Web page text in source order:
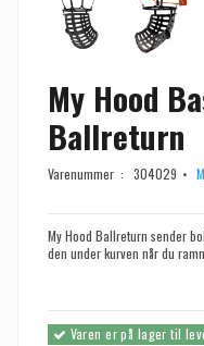
My Hood
Ballreturn
Varenummer : 304029
My Hood Ballreturn sender
den under kurven når du
Varen er på lager til